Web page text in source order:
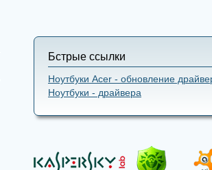
Бстрые ссылки
Ноутбуки Acer - обновление
Ноутбуки - драйвера